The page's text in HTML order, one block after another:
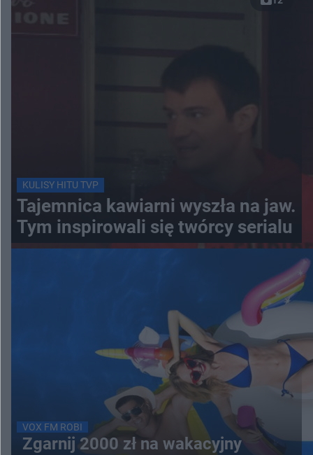
KULISY HITU TVP
Tajemnica kawiarni wyszła na jaw.
Tym inspirowali się twórcy serialu
VOX FM ROBI
Zgarnij 2000 zł na wakacyjny